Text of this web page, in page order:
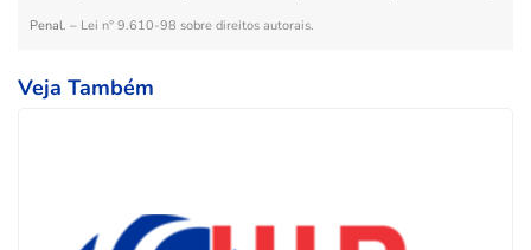
Penal. – Lei n° 9.610-98 sobre direitos autorais.
Veja Também